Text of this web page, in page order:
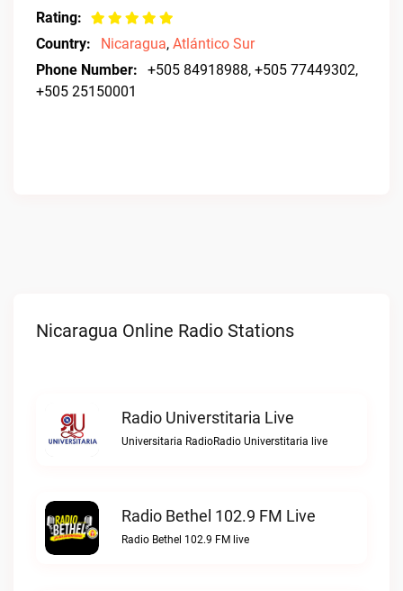
Rating:
Country:
Nicaragua, Atlántico Sur
Phone Number:
+505 84918988, +505 77449302,
+505 25150001
Nicaragua Online Radio Stations
Radio Universtitaria Live
Universitaria RadioRadio Universtitaria live
Radio Bethel 102.9 FM Live
Radio Bethel 102.9 FM live